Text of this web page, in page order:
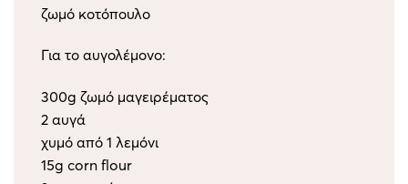
ζωμό κοτόπουλο
Για το αυγολέμονο:
300g ζωμό μαγειρέματος
2 αυγά
χυμό από 1 λεμόνι
15g corn flour